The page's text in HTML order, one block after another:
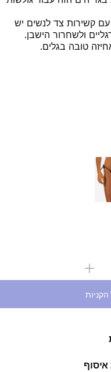
עם קשירות צד לנשים יש
ולשחרור הישבן.
טובה בגלים.
כמות